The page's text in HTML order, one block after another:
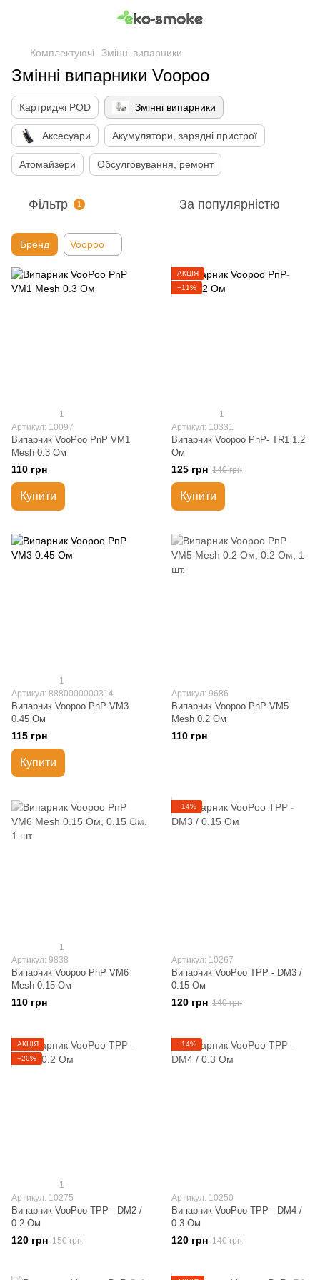
Комплектуючі Змінні випарники
Змінні випарники Voopoo
Картриджі POD Змінні випарники
Аксесуари Акумулятори, зарядні пристрої
Атомайзери Обсулговування, ремонт
Фільтр 1 За популярністю
Бренд Voopoo
1
Артикул: 10097
Випарник VooPoo PnP VM1
Mesh 0.3 Ом
110 грн
Купити
АКЦІЯ
−11%
1
Артикул: 10331
Випарник Voopoo PnP- TR1 1.2
Ом
125 грн 140 грн
Купити
1
Артикул: 8880000000314
Випарник Voopoo PnP VM3
0.45 Ом
115 грн
Купити
Артикул: 9686
Випарник Voopoo PnP VM5
Mesh 0.2 Ом
110 грн
1
Артикул: 9838
Випарник Voopoo PnP VM6
Mesh 0.15 Ом
110 грн
−14%
Артикул: 10267
Випарник VooPoo TPP - DM3 /
0.15 Ом
120 грн 140 грн
АКЦІЯ
−20%
1
Артикул: 10275
Випарник VooPoo TPP - DM2 /
0.2 Ом
120 грн 150 грн
−14%
Артикул: 10250
Випарник VooPoo TPP - DM4 /
0.3 Ом
120 грн 140 грн